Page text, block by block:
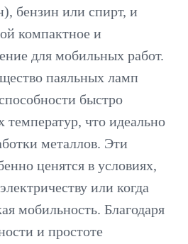
бензин или спирт, и
компактное и
для мобильных работ.
паяльных ламп
быстро
температур, что идеально
металлов. Эти
ценятся в условиях,
или когда
мобильность. Благодаря
и простоте